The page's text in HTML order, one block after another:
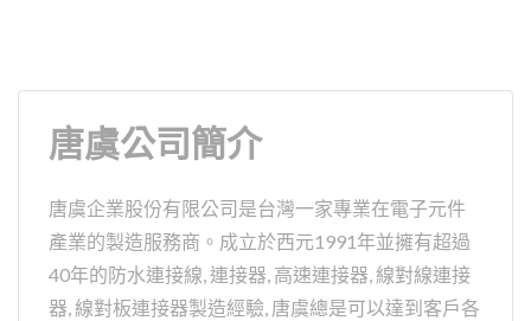
唐虞公司簡介
唐虞企業股份有限公司是台灣一家專業在電子元件
產業的製造服務商。成立於西元1991年並擁有超過
40年的防水連接線, 連接器, 高速連接器, 線對線連接
器, 線對板連接器製造經驗, 唐虞總是可以達到客戶各